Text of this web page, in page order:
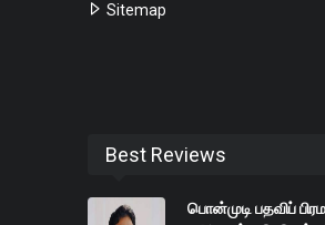
Sitemap
Best Reviews
பொன்முடி பதவிப்